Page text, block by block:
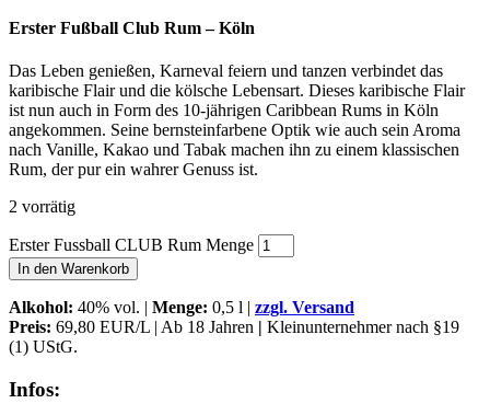
Erster Fußball Club Rum – Köln
Das Leben genießen, Karneval feiern und tanzen verbindet das
karibische Flair und die kölsche Lebensart. Dieses karibische Flair
ist nun auch in Form des 10-jährigen Caribbean Rums in Köln
angekommen. Seine bernsteinfarbene Optik wie auch sein Aroma
nach Vanille, Kakao und Tabak machen ihn zu einem klassischen
Rum, der pur ein wahrer Genuss ist.
2 vorrätig
Erster Fussball CLUB Rum Menge
In den Warenkorb
Alkohol: 40% vol. | Menge: 0,5 l | zzgl. Versand
Preis: 69,80 EUR/L | Ab 18 Jahren | Kleinunternehmer nach §19
(1) UStG.
Infos: